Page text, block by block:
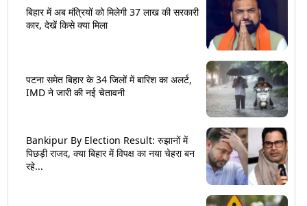
बिहार में अब मंत्रियों को मिलेगी 37 लाख की सरकारी
कार, देखें किसे क्या मिला
पटना समेत बिहार के 34 जिलों में बारिश का अलर्ट,
IMD ने जारी की नई चेतावनी
Bankipur By Election Result: रुझानों में
पिछड़ी राजद, क्या बिहार में विपक्ष का नया चेहरा बन
रहे...